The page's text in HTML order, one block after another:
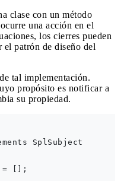
clase con un método
una acción en el
los cierres pueden
el patrón de diseño del
tal implementación.
propósito es notificar a
su propiedad.
SplSubject
[];